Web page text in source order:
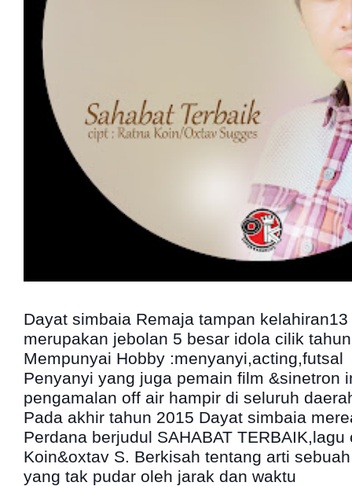
Dayat simbaia Remaja tampan
merupakan jebolan 5 besar idola cilik
Mempunyai Hobby :menyanyi,acting,futsal
Penyanyi yang juga pemain film &sinetron
pengamalan off air hampir di seluruh
Pada akhir tahun 2015 Dayat simbaia
Perdana berjudul SAHABAT TERBAIK,lagu
Koin&oxtav S. Berkisah tentang arti
yang tak pudar oleh jarak dan waktu